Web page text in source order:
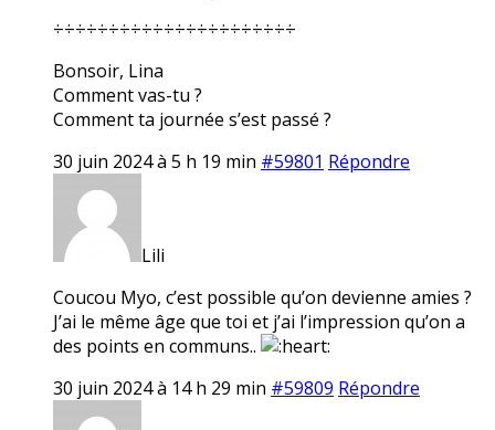
÷÷÷÷÷÷÷÷÷÷÷÷÷÷÷÷÷÷÷÷÷÷
Bonsoir, Lina
Comment vas-tu ?
Comment ta journée s’est passé ?
30 juin 2024 à 5 h 19 min #59801 Répondre
Lili
Coucou Myo, c’est possible qu’on devienne amies ?
J’ai le même âge que toi et j’ai l’impression qu’on a
des points en communs..
30 juin 2024 à 14 h 29 min #59809 Répondre